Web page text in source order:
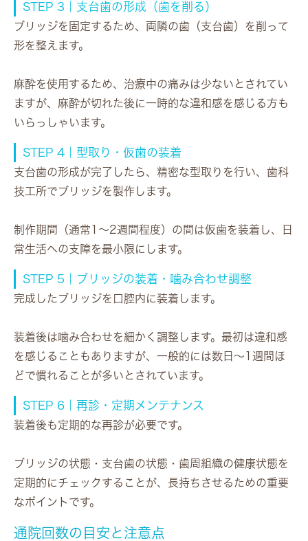
STEP 3｜支台歯の形成（歯を削る）
ブリッジを固定するため、両隣の歯（支台歯）を削って
形を整えます。
麻酔を使用するため、治療中の痛みは少ないとされてい
ますが、麻酔が切れた後に一時的な違和感を感じる方も
いらっしゃいます。
STEP 4｜型取り・仮歯の装着
支台歯の形成が完了したら、精密な型取りを行い、歯科
技工所でブリッジを製作します。
制作期間（通常1〜2週間程度）の間は仮歯を装着し、日
常生活への支障を最小限にします。
STEP 5｜ブリッジの装着・噛み合わせ調整
完成したブリッジを口腔内に装着します。
装着後は噛み合わせを細かく調整します。最初は違和感
を感じることもありますが、一般的には数日〜1週間ほ
どで慣れることが多いとされています。
STEP 6｜再診・定期メンテナンス
装着後も定期的な再診が必要です。
ブリッジの状態・支台歯の状態・歯周組織の健康状態を
定期的にチェックすることが、長持ちさせるための重要
なポイントです。
通院回数の目安と注意点